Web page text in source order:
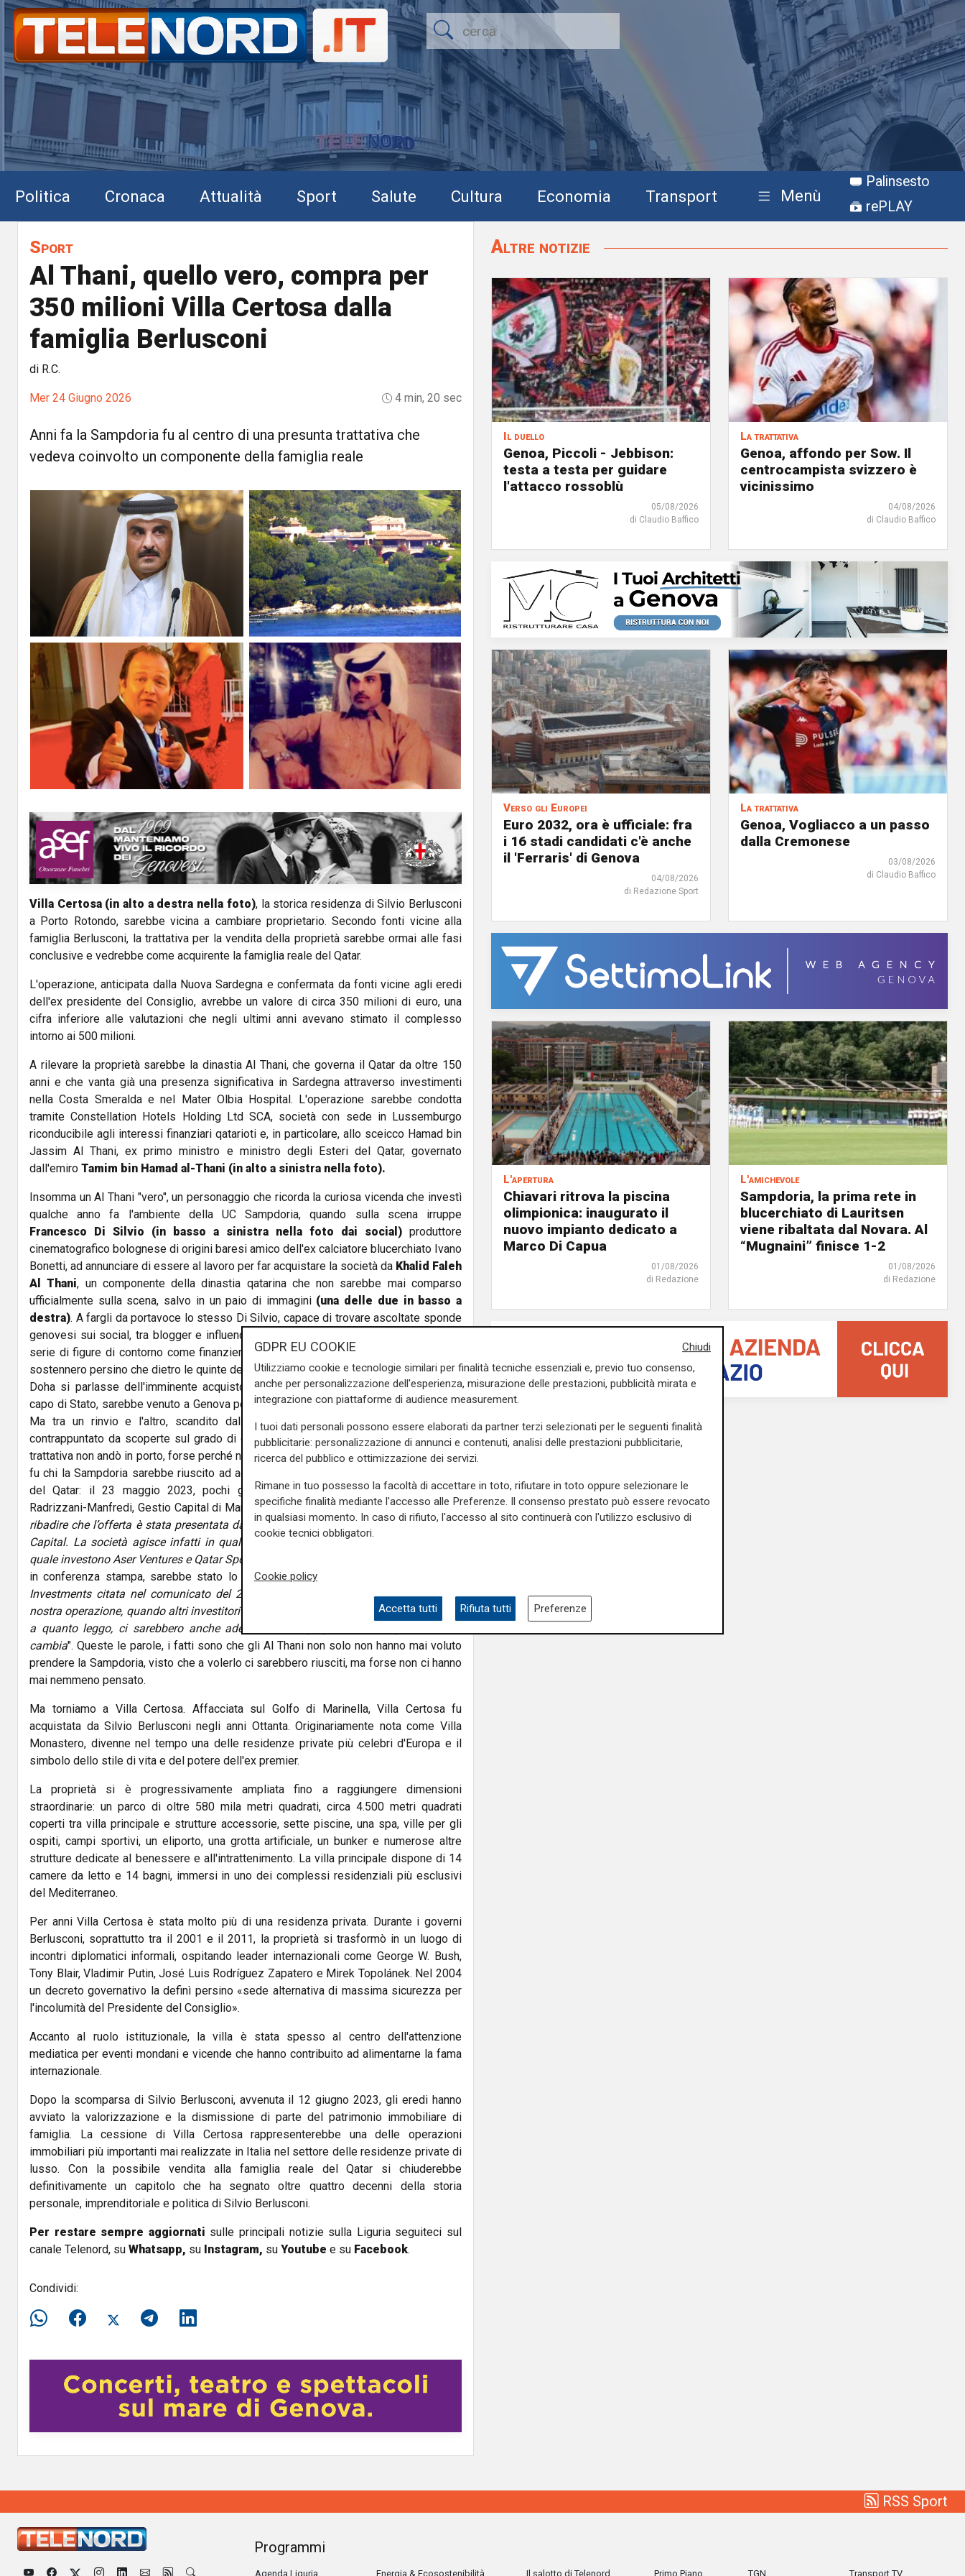
Politica Cronaca Attualità Sport Salute Cultura Economia Transport Menù
Palinsesto
rePLAY
Sport
Al Thani, quello vero, compra per
350 milioni Villa Certosa dalla
famiglia Berlusconi
di R.C.
Mer 24 Giugno 2026 4 min, 20 sec
Anni fa la Sampdoria fu al centro di una presunta trattativa che
vedeva coinvolto un componente della famiglia reale
Villa Certosa (in alto a destra nella foto), la storica residenza di Silvio Berlusconi
a Porto Rotondo, sarebbe vicina a cambiare proprietario. Secondo fonti vicine alla
famiglia Berlusconi, la trattativa per la vendita della proprietà sarebbe ormai alle fasi
conclusive e vedrebbe come acquirente la famiglia reale del Qatar.
L'operazione, anticipata dalla Nuova Sardegna e confermata da fonti vicine agli eredi
dell'ex presidente del Consiglio, avrebbe un valore di circa 350 milioni di euro, una
cifra inferiore alle valutazioni che negli ultimi anni avevano stimato il complesso
intorno ai 500 milioni.
A rilevare la proprietà sarebbe la dinastia Al Thani, che governa il Qatar da oltre 150
anni e che vanta già una presenza significativa in Sardegna attraverso investimenti
nella Costa Smeralda e nel Mater Olbia Hospital. L'operazione sarebbe condotta
tramite Constellation Hotels Holding Ltd SCA, società con sede in Lussemburgo
riconducibile agli interessi finanziari qatarioti e, in particolare, allo sceicco Hamad bin
Jassim Al Thani, ex primo ministro e ministro degli Esteri del Qatar, governato
dall'emiro Tamim bin Hamad al-Thani (in alto a sinistra nella foto).
Insomma un Al Thani "vero", un personaggio che ricorda la curiosa vicenda che investì
qualche anno fa l'ambiente della UC Sampdoria, quando sulla scena irruppe
Francesco Di Silvio (in basso a sinistra nella foto dai social) produttore
cinematografico bolognese di origini baresi amico dell'ex calciatore blucerchiato Ivano
Bonetti, ad annunciare di essere al lavoro per far acquistare la società da Khalid Faleh
Al Thani, un componente della dinastia qatarina che non sarebbe mai comparso
ufficialmente sulla scena, salvo in un paio di immagini (una delle due in basso a
destra). A fargli da portavoce lo stesso Di Silvio, capace di trovare ascoltate sponde
genovesi sui social, tra blogger e influencer, tra una foto e un "communicated" e una
serie di figure di contorno come finanzieri avvocati e culturiste. Alcuni commentatori
sostennero persino che dietro le quinte della cerimonia inaugurale dei Mondiali 2022 a
Doha si parlasse dell'imminente acquisto della Sampdoria e che lo stesso emiro,
capo di Stato, sarebbe venuto a Genova per il 'vernissage' del passaggio di proprietà.
Ma tra un rinvio e l'altro, scandito dal memorabile "I soldi sono in viaggio" e
contrappuntato da scoperte sul grado di credibilità dei protagonisti della vicenda, la
trattativa non andò in porto, forse perché non era nemmeno cominciata. In ogni caso, ci
fu chi la Sampdoria sarebbe riuscito ad aggiudicarsela davvero, sventolando il nome
del Qatar: il 23 maggio 2023, pochi giorni prima del passaggio da Ferrero a
Radrizzani-Manfredi, Gestio Capital di Manfredi diffuse la seguente nota: “Teniamo a
ribadire che l’offerta è stata presentata da Matteo Manfredi, Ceo e founder di Gestio
Capital. La società agisce infatti in qualità di Asset Manager dell’operazione, nella
quale investono Aser Ventures e Qatar Sports Investment
in conferenza stampa, sarebbe stato lo stesso Manfredi a smentire: "
Investments citata nel comunicato del 23 maggio? Era prima della chiusura della
nostra operazione, quando altri investitori interessati a questo glorioso club c'erano e,
a quanto leggo, ci sarebbero anche adesso. Ma la proprietà ora è questa e non
cambia". Queste le parole, i fatti sono che gli Al Thani non solo non hanno mai voluto
prendere la Sampdoria, visto che a volerlo ci sarebbero riusciti, ma forse non ci hanno
mai nemmeno pensato.
Ma torniamo a Villa Certosa. Affacciata sul Golfo di Marinella, Villa Certosa fu
acquistata da Silvio Berlusconi negli anni Ottanta. Originariamente nota come Villa
Monastero, divenne nel tempo una delle residenze private più celebri d'Europa e il
simbolo dello stile di vita e del potere dell'ex premier.
La proprietà si è progressivamente ampliata fino a raggiungere dimensioni
straordinarie: un parco di oltre 580 mila metri quadrati, circa 4.500 metri quadrati
coperti tra villa principale e strutture accessorie, sette piscine, una spa, ville per gli
ospiti, campi sportivi, un eliporto, una grotta artificiale, un bunker e numerose altre
strutture dedicate al benessere e all'intrattenimento. La villa principale dispone di 14
camere da letto e 14 bagni, immersi in uno dei complessi residenziali più esclusivi
del Mediterraneo.
Per anni Villa Certosa è stata molto più di una residenza privata. Durante i governi
Berlusconi, soprattutto tra il 2001 e il 2011, la proprietà si trasformò in un luogo di
incontri diplomatici informali, ospitando leader internazionali come George W. Bush,
Tony Blair, Vladimir Putin, José Luis Rodríguez Zapatero e Mirek Topolánek. Nel 2004
un decreto governativo la definì persino «sede alternativa di massima sicurezza per
l'incolumità del Presidente del Consiglio».
Accanto al ruolo istituzionale, la villa è stata spesso al centro dell'attenzione
mediatica per eventi mondani e vicende che hanno contribuito ad alimentarne la fama
internazionale.
Dopo la scomparsa di Silvio Berlusconi, avvenuta il 12 giugno 2023, gli eredi hanno
avviato la valorizzazione e la dismissione di parte del patrimonio immobiliare di
famiglia. La cessione di Villa Certosa rappresenterebbe una delle operazioni
immobiliari più importanti mai realizzate in Italia nel settore delle residenze private di
lusso. Con la possibile vendita alla famiglia reale del Qatar si chiuderebbe
definitivamente un capitolo che ha segnato oltre quattro decenni della storia
personale, imprenditoriale e politica di Silvio Berlusconi.
Per restare sempre aggiornati sulle principali notizie sulla Liguria seguiteci sul
canale Telenord, su Whatsapp, su Instagram, su Youtube e su Facebook.
Condividi:
Altre notizie
Il duello
Genoa, Piccoli - Jebbison:
testa a testa per guidare
l'attacco rossoblù
05/08/2026
di Claudio Baffico
La trattativa
Genoa, affondo per Sow. Il
centrocampista svizzero è
vicinissimo
04/08/2026
di Claudio Baffico
Verso gli Europei
Euro 2032, ora è ufficiale: fra
i 16 stadi candidati c'è anche
il 'Ferraris' di Genova
04/08/2026
di Redazione Sport
La trattativa
Genoa, Vogliacco a un passo
dalla Cremonese
03/08/2026
di Claudio Baffico
L'apertura
Chiavari ritrova la piscina
olimpionica: inaugurato il
nuovo impianto dedicato a
Marco Di Capua
01/08/2026
di Redazione
L'amichevole
Sampdoria, la prima rete in
blucerchiato di Lauritsen
viene ribaltata dal Novara. Al
“Mugnaini” finisce 1-2
01/08/2026
di Redazione
RSS Sport
Programmi
Agenda Liguria Energia & Ecosostenibilità Il salotto di Telenord Primo Piano TGN Transport TV
Chiudi
GDPR EU COOKIE
Utilizziamo cookie e tecnologie similari per finalità tecniche essenziali e, previo tuo consenso,
anche per personalizzazione dell'esperienza, misurazione delle prestazioni, pubblicità mirata e
integrazione con piattaforme di audience measurement.
I tuoi dati personali possono essere elaborati da partner terzi selezionati per le seguenti finalità
pubblicitarie: personalizzazione di annunci e contenuti, analisi delle prestazioni pubblicitarie,
ricerca del pubblico e ottimizzazione dei servizi.
Rimane in tuo possesso la facoltà di accettare in toto, rifiutare in toto oppure selezionare le
specifiche finalità mediante l'accesso alle Preferenze. Il consenso prestato può essere revocato
in qualsiasi momento. In caso di rifiuto, l'accesso al sito continuerà con l'utilizzo esclusivo di
cookie tecnici obbligatori.
Cookie policy
Accetta tutti Rifiuta tutti Preferenze